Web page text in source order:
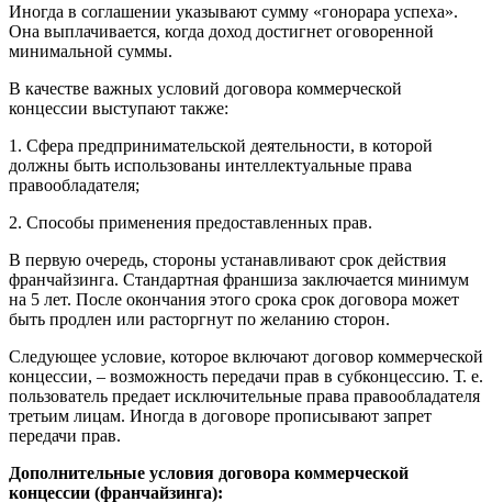
Иногда в соглашении указывают сумму «гонорара успеха».
Она выплачивается, когда доход достигнет оговоренной
минимальной суммы.
В качестве важных условий договора коммерческой
концессии выступают также:
1. Сфера предпринимательской деятельности, в которой
должны быть использованы интеллектуальные права
правообладателя;
2. Способы применения предоставленных прав.
В первую очередь, стороны устанавливают срок действия
франчайзинга. Стандартная франшиза заключается минимум
на 5 лет. После окончания этого срока срок договора может
быть продлен или расторгнут по желанию сторон.
Следующее условие, которое включают договор коммерческой
концессии, – возможность передачи прав в субконцессию. Т. е.
пользователь предает исключительные права правообладателя
третьим лицам. Иногда в договоре прописывают запрет
передачи прав.
Дополнительные условия договора коммерческой
концессии (франчайзинга):